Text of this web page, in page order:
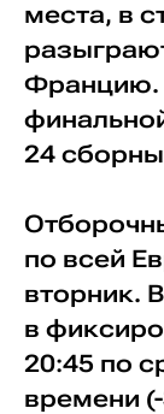
места, в
Францию.
24
по всей
вторник.
в
20:45 по
времени